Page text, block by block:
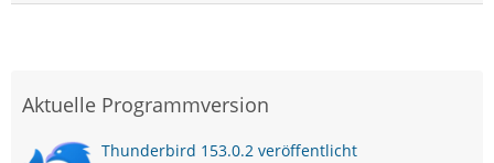
Aktuelle Programmversion
Thunderbird 153.0.2 veröffentlicht